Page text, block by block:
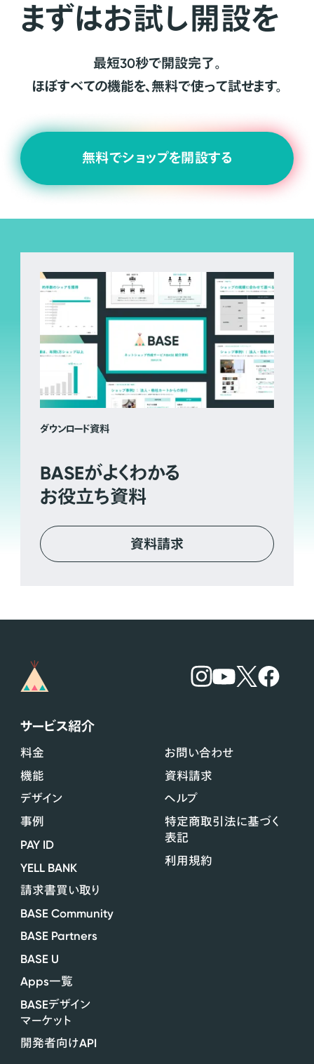
まずはお試し開設を
最短30秒で開設完了。
ほぼすべての機能を、無料で使って試せます。
無料でショップを開設する
ダウンロード資料
BASEがよくわかる
お役立ち資料
資料請求
サービス紹介
料金
機能
デザイン
事例
PAY ID
YELL BANK
請求書買い取り
BASE Community
BASE Partners
BASE U
Apps一覧
BASEデザイン
マーケット
開発者向けAPI
お問い合わせ
資料請求
ヘルプ
特定商取引法に基づく
表記
利用規約